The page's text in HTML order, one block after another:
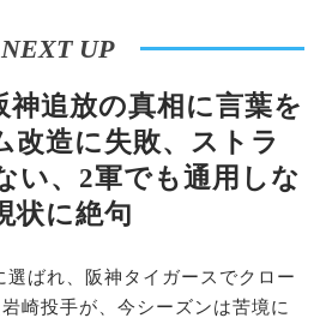
NEXT UP
神追放の真相に言葉を
改造に失敗、ストラ
い、2軍でも通用しな
状に絶句
選ばれ、阪神タイガースでクロー
崎投手が、今シーズンは苦境に